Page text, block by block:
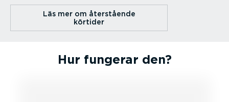
Läs mer om återstående
körtider
Hur fungerar den?